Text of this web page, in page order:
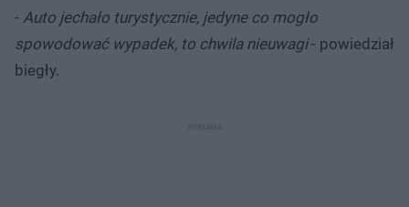
- Auto jechało turystycznie, jedyne co mogło
spowodować wypadek, to chwila nieuwagi- powiedział
biegły.